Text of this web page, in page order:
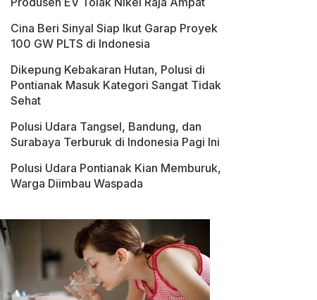
Cina Beri Sinyal Siap Ikut Garap Proyek
100 GW PLTS di Indonesia
Dikepung Kebakaran Hutan, Polusi di
Pontianak Masuk Kategori Sangat Tidak
Sehat
Polusi Udara Tangsel, Bandung, dan
Surabaya Terburuk di Indonesia Pagi Ini
Polusi Udara Pontianak Kian Memburuk,
Warga Diimbau Waspada